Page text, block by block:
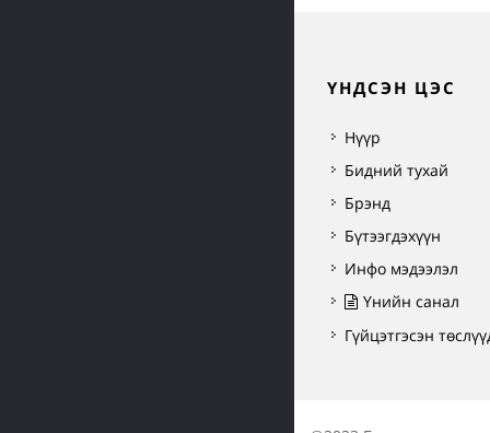
ҮНДСЭН ЦЭС
Нүүр
Бидний тухай
Брэнд
Бүтээгдэхүүн
Инфо мэдээлэл
Үнийн санал
Гүйцэтгэсэн